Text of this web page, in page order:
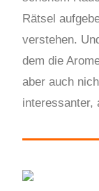
Rätsel
verstehen.
dem die
aber auch
interessanter,